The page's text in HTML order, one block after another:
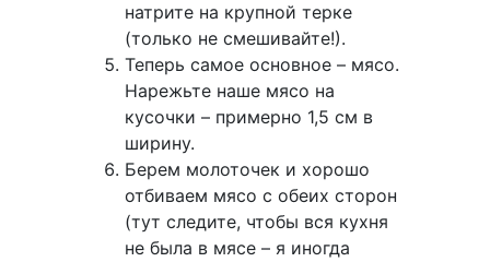
натрите на крупной терке
(только не смешивайте!).
Теперь самое основное – мясо.
Нарежьте наше мясо на
кусочки – примерно 1,5 см в
ширину.
Берем молоточек и хорошо
отбиваем мясо с обеих сторон
(тут следите, чтобы вся кухня
не была в мясе – я иногда